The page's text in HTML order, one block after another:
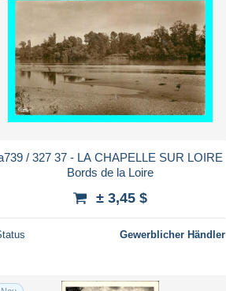
/ 327 37 - LA CHAPELLE SUR LOIRE
Bords de la Loire
± 3,45 $
Gewerblicher Händler